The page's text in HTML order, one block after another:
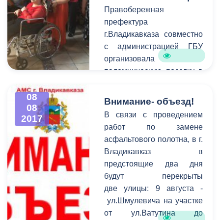
операторами службы
жители Владикавказа
могут по номеру 53-19-19.
дикорастущих растений
содержащих
наркотические вещества,
прошли мероприятия по
выявлению и
наркосодержащих
растений.
Правобережная
префектура
г.Владикавказа совместно
с администрацией ГБУ
организовала
паломническую поездку в
08
08
2017
Внимание- объезд!
В связи с проведением
работ по замене
асфальтового полотна, в г.
Владикавказ в
предстоящие два дня
будут перекрыты
две улицы: 9 августа -
ул.Шмулевича на участке
от ул.Ватутина до